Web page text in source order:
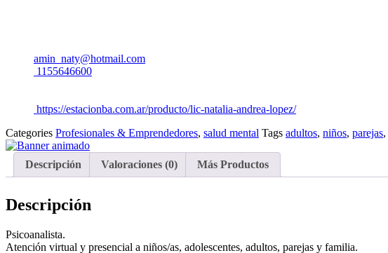
amin_naty@hotmail.com
1155646600
https://estacionba.com.ar/producto/lic-natalia-andrea-lopez/
Categories Profesionales & Emprendedores, salud mental Tags adultos, niños, parejas,
Descripción Valoraciones (0) Más Productos
Descripción
Psicoanalista.
Atención virtual y presencial a niños/as, adolescentes, adultos, parejas y familia.